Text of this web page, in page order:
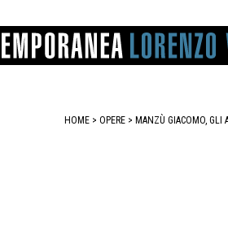
HOME > OPERE > MANZÙ GIACOMO, GLI